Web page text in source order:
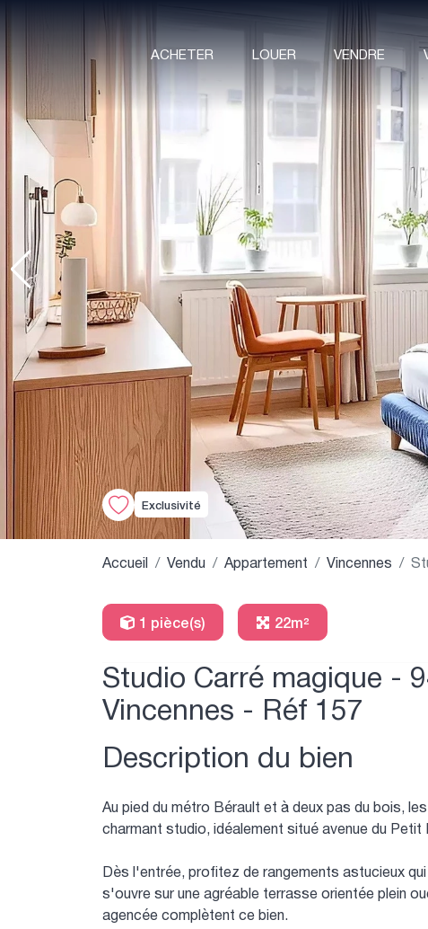
ACHETER LOUER VENDRE
Exclusivité
Accueil Vendu Appartement Vincennes
1 pièce(s) 22m²
Studio Carré magique -
Vincennes - Réf 157
Description du bien
Au pied du métro Bérault et à deux pas du bois,
charmant studio, idéalement situé avenue du
Dès l'entrée, profitez de rangements astucieux
s'ouvre sur une agréable terrasse orientée plein
agencée complètent ce bien.